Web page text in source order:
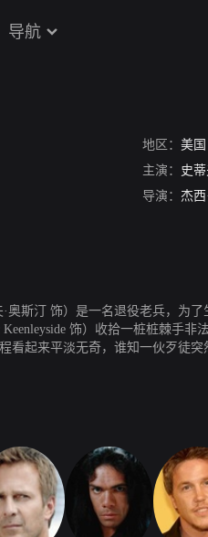
导航
地区： 美国
主演： 史
导演： 杰
奥斯汀 饰）是一名退役老兵，为
饰）收拾一桩桩棘手
看起来平淡无奇，谁知一伙歹徒